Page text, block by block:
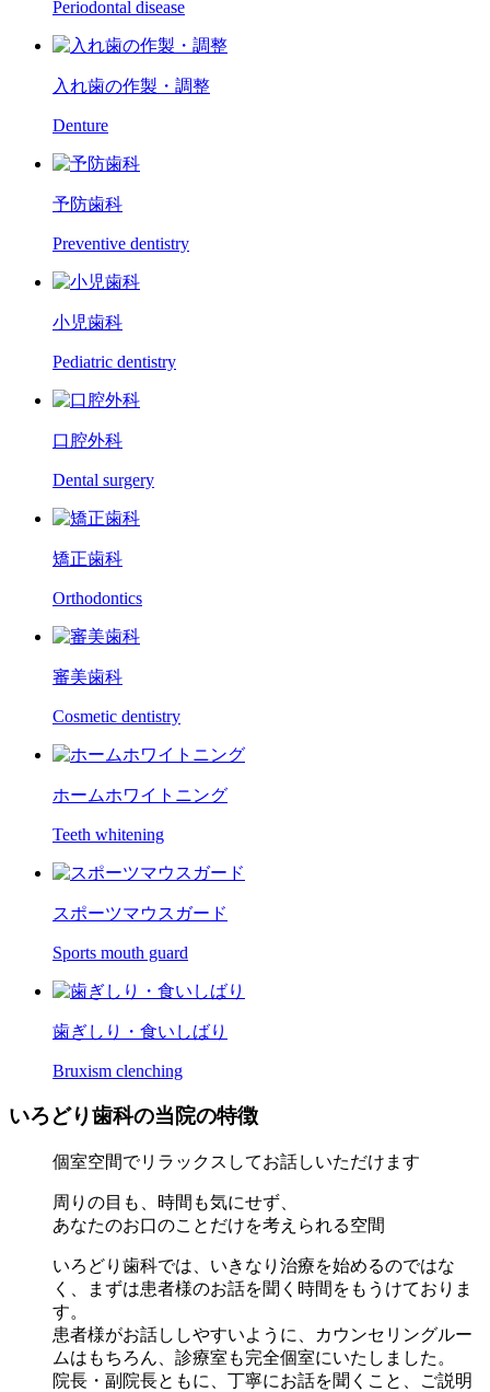
Periodontal disease
入れ歯の作製・調整
Denture
予防歯科
Preventive dentistry
小児歯科
Pediatric dentistry
口腔外科
Dental surgery
矯正歯科
Orthodontics
審美歯科
Cosmetic dentistry
ホームホワイトニング
Teeth whitening
スポーツマウスガード
Sports mouth guard
歯ぎしり・食いしばり
Bruxism clenching
いろどり歯科の当院の特徴
個室空間でリラックスしてお話しいただけます
周りの目も、時間も気にせず、
あなたのお口のことだけを考えられる空間
いろどり歯科では、いきなり治療を始めるのではな
く、まずは患者様のお話を聞く時間をもうけておりま
す。
患者様がお話ししやすいように、カウンセリングルー
ムはもちろん、診療室も完全個室にいたしました。
院長・副院長ともに、 丁寧にお話を聞くこと、ご説明